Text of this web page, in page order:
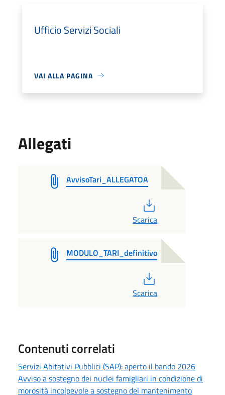
Ufficio Servizi Sociali
VAI ALLA PAGINA
Allegati
AvvisoTari_ALLEGATOA
Scarica
MODULO_TARI_definitivo
Scarica
Contenuti correlati
Servizi Abitativi Pubblici (SAP): aperto il bando 2026
Avviso a sostegno dei nuclei famigliari in condizione di
morosità incolpevole a sostegno del mantenimento